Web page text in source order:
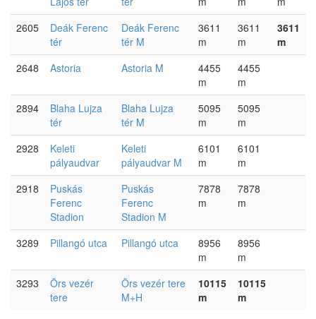
2605
Deák Ferenc
tér
Deák Ferenc
tér M
3611
m
3611
m
3611
m
2648
Astoria Astoria M
4455
m
4455
m
2894
Blaha Lujza
tér
Blaha Lujza
tér M
5095
m
5095
m
2928
Keleti
pályaudvar
Keleti
pályaudvar M
6101
m
6101
m
2918
Puskás
Ferenc
Stadion
Puskás
Ferenc
Stadion M
7878
m
7878
m
3289 Pillangó utca Pillangó utca
8956
m
8956
m
3293
Örs vezér
tere
Örs vezér tere
M+H
10115
m
10115
m